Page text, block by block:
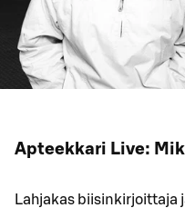
Apteekkari Live:
Lahjakas biisinkirjoittaja